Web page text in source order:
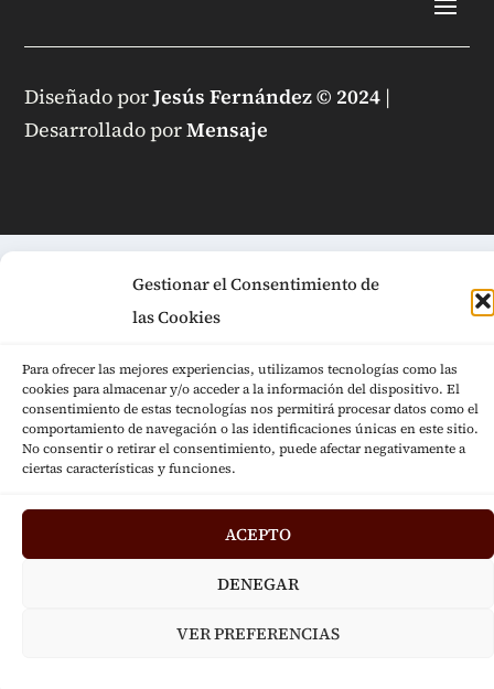
Gestionar el Consentimiento de
las Cookies
Para ofrecer las mejores experiencias, utilizamos tecnologías como las
cookies para almacenar y/o acceder a la información del dispositivo. El
consentimiento de estas tecnologías nos permitirá procesar datos como el
comportamiento de navegación o las identificaciones únicas en este sitio.
No consentir o retirar el consentimiento, puede afectar negativamente a
ciertas características y funciones.
ACEPTO
DENEGAR
VER PREFERENCIAS
Diseñado porJesús Fernández © 2024 |
Desarrollado porMensaje